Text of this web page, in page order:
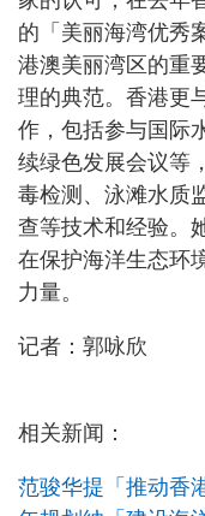
的「美丽海湾优秀
港澳美丽湾区的重
理的典范。香港更
作，包括参与国际
续绿色发展会议等
毒检测、泳滩水质
查等技术和经验。
在保护海洋生态环
力量。
记者：郭咏欣
相关新闻：
范骏华提「推动香